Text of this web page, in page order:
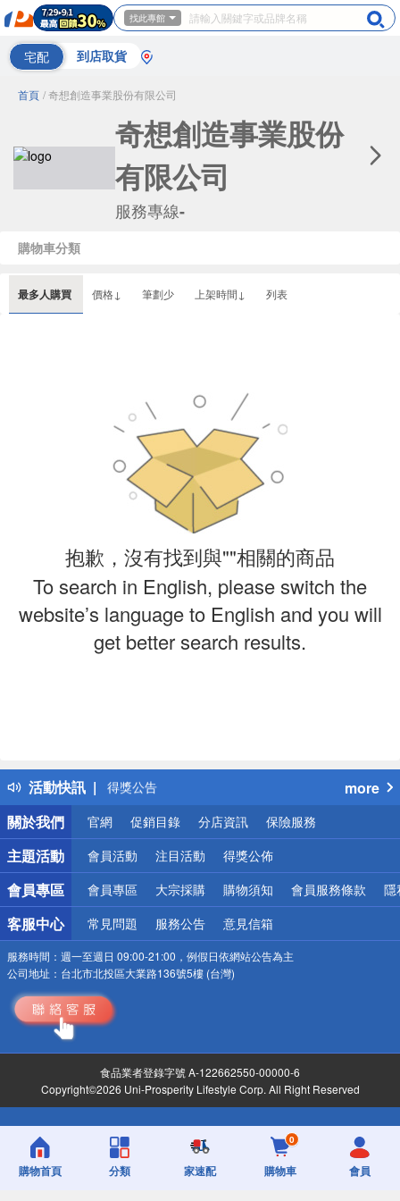
找此專館
宅配 到店取貨
首頁 / 奇想創造事業股份有限公司
奇想創造事業股份
有限公司
服務專線-
最多人購買 價格↓ 筆劃少 上架時間↓ 列表
購物車分類
抱歉，沒有找到與""相關的商品
To search in English, please switch the
website’s language to English and you will
get better search results.
活動快訊
得獎公告
熱門話題
銀行優惠
偏遠地區配送
詐騙網頁！請小心！
more
關於我們
官網 促銷目錄 分店資訊 保險服務
主題活動 會員活動 注目活動 得獎公佈
會員專區 會員專區 大宗採購 購物須知 會員服務條款 隱
客服中心 常見問題 服務公告 意見信箱
服務時間： 週一至週日 09:00-21:00，例假日依網站公告為主
公司地址： 台北市北投區大業路136號5樓 (台灣)
食品業者登錄字號 A-122662550-00000-6
Copyright©2026 Uni-Prosperity Lifestyle Corp. All Right Reserved
購物首頁 分類 家速配
0
購物車 會員